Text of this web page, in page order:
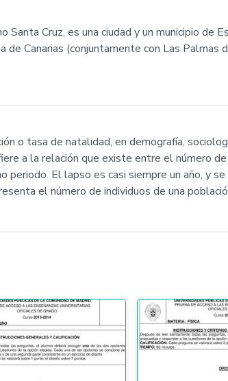
Cruz, es una ciudad y un municipio de
Canarias (conjuntamente con Las Palmas
o tasa de natalidad, en demografía,
a la relación que existe entre el número
El lapso es casi siempre un año, y
el número de individuos de una